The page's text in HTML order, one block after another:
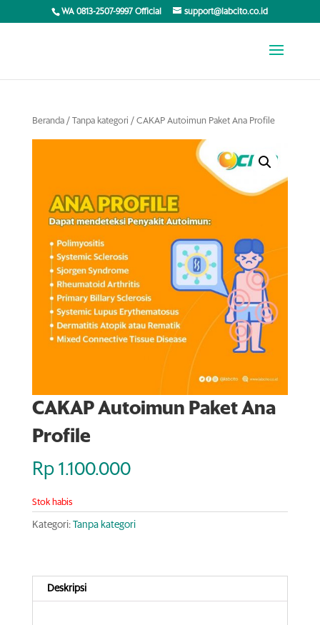
WA 0813-2507-9997 Official support@labcito.co.id
Beranda/ Tanpa kategori / CAKAP Autoimun Paket Ana Profile
CAKAP Autoimun Paket Ana
Profile
Rp1.100.000
Stok habis
Kategori: Tanpa kategori
Deskripsi